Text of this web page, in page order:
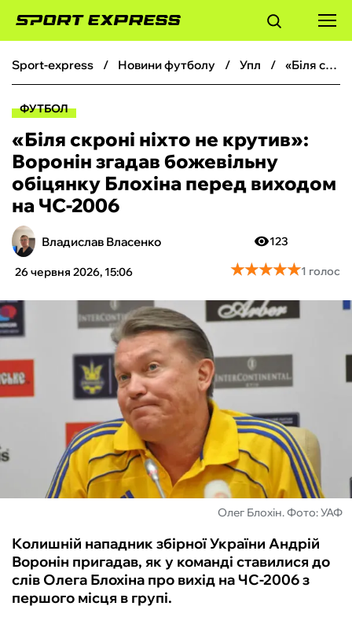
ФУТБОЛ
БОКС
ХОКЕЙ
ТЕНІС
КІБЕРСПОРТ
ЧС-2026
ФУТЗАЛ
БУКМЕКЕРИ
sport-express новини футболу упл «Біля скроні ніхто не крутив»: Воронін згадав божевільну обіцянку Блохіна перед виходом на ЧС-2006
ФУТБОЛ
«Біля скроні ніхто не крутив»:
Воронін згадав божевільну
обіцянку Блохіна перед виходом
на ЧС-2006
Владислав Власенко
26 червня 2026, 15:06
123
★★★★★
★★★★★1 голос
Олег Блохін. Фото: УАФ
Колишній нападник збірної України Андрій
Воронін пригадав, як у команді ставилися до
слів Олега Блохіна про вихід на ЧС-2006 з
першого місця в групі.